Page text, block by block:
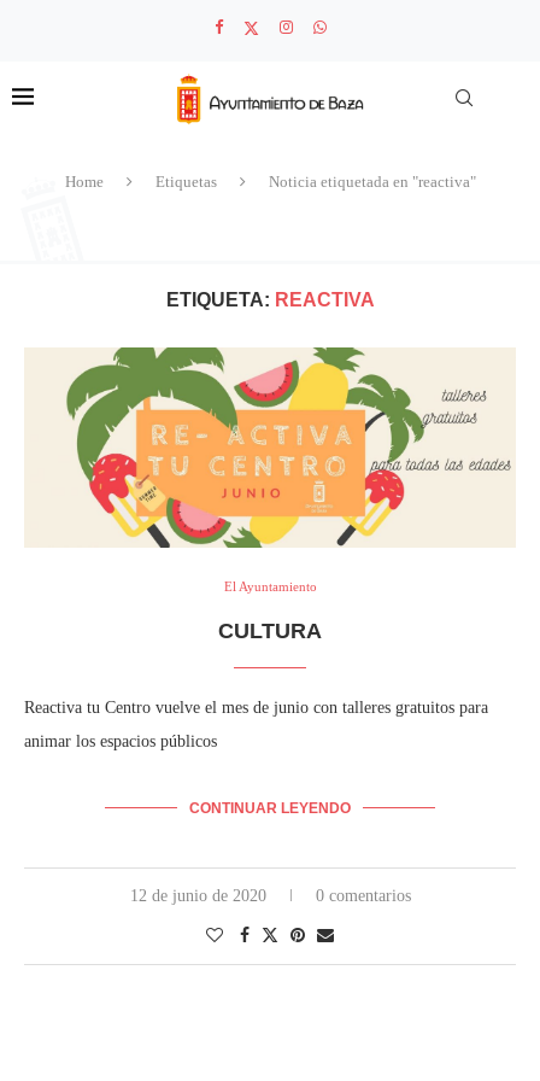
Home Etiquetas Noticia etiquetada en "reactiva"
ETIQUETA: REACTIVA
El Ayuntamiento
CULTURA
Reactiva tu Centro vuelve el mes de junio con talleres gratuitos para
animar los espacios públicos
CONTINUAR LEYENDO
12 de junio de 2020 0 comentarios